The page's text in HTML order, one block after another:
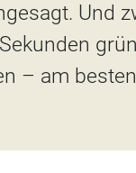
Und
– am